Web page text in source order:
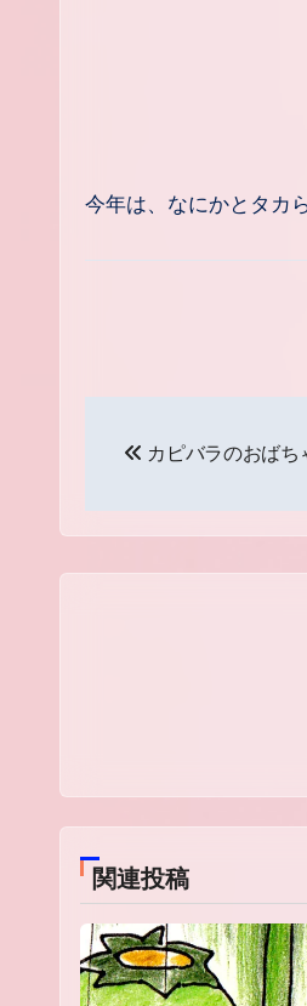
今年は、なにかとタカ
ビ
ン
カピバラのおばち
関連投稿